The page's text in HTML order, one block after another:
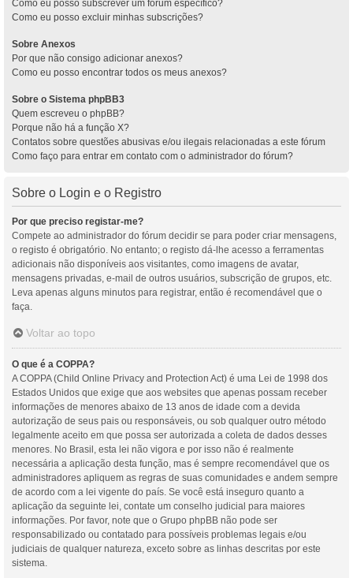
Como eu posso subscrever um fórum específico?
Como eu posso excluir minhas subscrições?
Sobre Anexos
Por que não consigo adicionar anexos?
Como eu posso encontrar todos os meus anexos?
Sobre o Sistema phpBB3
Quem escreveu o phpBB?
Porque não há a função X?
Contatos sobre questões abusivas e/ou ilegais relacionadas a este fórum
Como faço para entrar em contato com o administrador do fórum?
Sobre o Login e o Registro
Por que preciso registar-me?
Compete ao administrador do fórum decidir se para poder criar mensagens,
o registo é obrigatório. No entanto; o registo dá-lhe acesso a ferramentas
adicionais não disponíveis aos visitantes, como imagens de avatar,
mensagens privadas, e-mail de outros usuários, subscrição de grupos, etc.
Leva apenas alguns minutos para registrar, então é recomendável que o
faça.
Voltar ao topo
O que é a COPPA?
A COPPA (Child Online Privacy and Protection Act) é uma Lei de 1998 dos
Estados Unidos que exige que aos websites que apenas possam receber
informações de menores abaixo de 13 anos de idade com a devida
autorização de seus pais ou responsáveis, ou sob qualquer outro método
legalmente aceito em que possa ser autorizada a coleta de dados desses
menores. No Brasil, esta lei não vigora e por isso não é realmente
necessária a aplicação desta função, mas é sempre recomendável que os
administradores apliquem as regras de suas comunidades e andem sempre
de acordo com a lei vigente do país. Se você está inseguro quanto a
aplicação da seguinte lei, contate um conselho judicial para maiores
informações. Por favor, note que o Grupo phpBB não pode ser
responsabilizado ou contatado para possíveis problemas legais e/ou
judiciais de qualquer natureza, exceto sobre as linhas descritas por este
sistema.